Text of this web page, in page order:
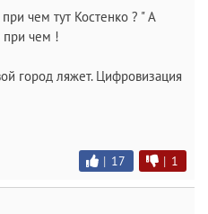
чем тут Костенко ? " А
при чем !
город ляжет. Цифровизация
| 17 | 1